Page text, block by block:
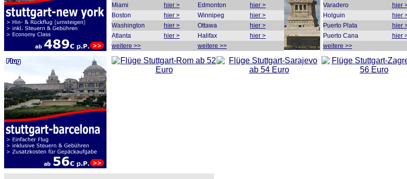
Miami
hier > Edmonton
hier >
Boston
hier > Winnipeg
hier >
Washington
hier > Ottawa
hier >
Atlanta
hier > Halifax
hier >
weitere >>
weitere >>
Varadero
hier
Holguin
hier
Puerto Plata
hier
Puerto Cana
hier
weitere >>